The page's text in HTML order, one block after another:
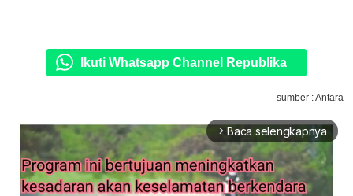
Ikuti Whatsapp Channel Republika
sumber : Antara
arrow_forward_ios Baca selengkapnya